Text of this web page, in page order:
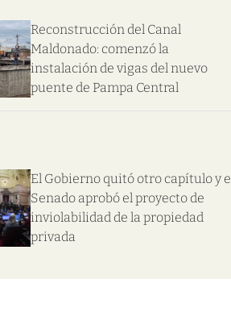
Reconstrucción del Canal
Maldonado: comenzó la
instalación de vigas del nuevo
puente de Pampa Central
El Gobierno quitó otro capítulo y
Senado aprobó el proyecto de
inviolabilidad de la propiedad
privada